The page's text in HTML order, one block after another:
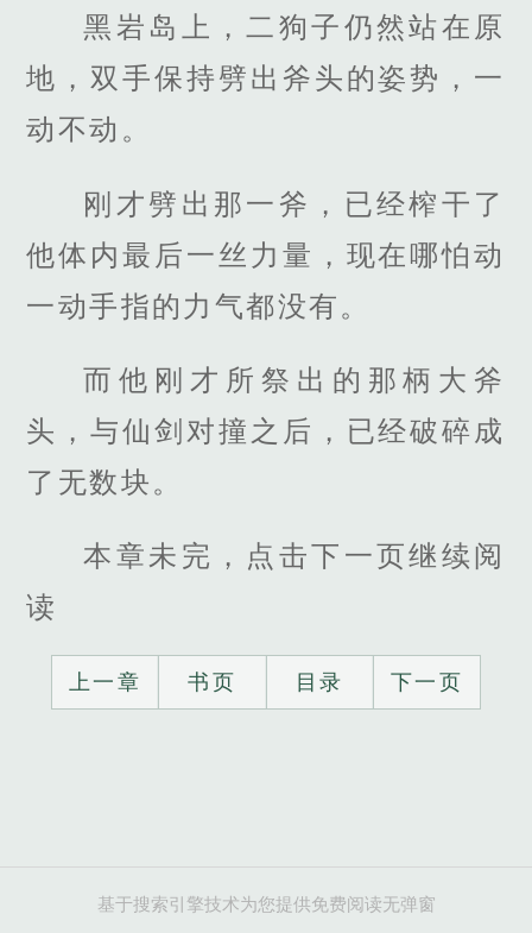
黑岩岛上，二狗子仍然站在原
地，双手保持劈出斧头的姿势，一
动不动。
刚才劈出那一斧，已经榨干了
他体内最后一丝力量，现在哪怕动
一动手指的力气都没有。
而他刚才所祭出的那柄大斧
头，与仙剑对撞之后，已经破碎成
了无数块。
本章未完，点击下一页继续阅
读
上一章 书页 目录 下一页
基于搜索引擎技术为您提供免费阅读无弹窗